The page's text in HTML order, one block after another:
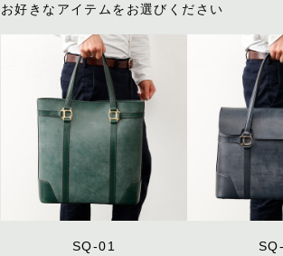
お好きなアイテムをお選びください
SQ-01